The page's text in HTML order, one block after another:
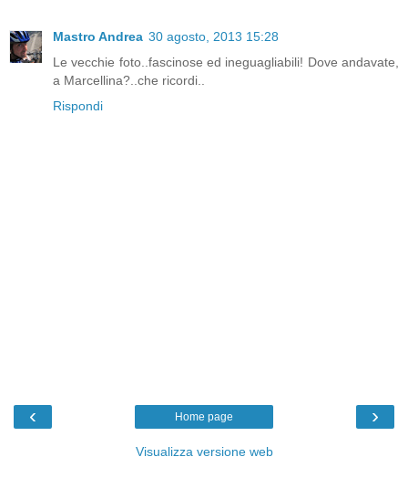
Mastro Andrea 30 agosto, 2013 15:28
Le vecchie foto..fascinose ed ineguagliabili! Dove andavate,
a Marcellina?..che ricordi..
Rispondi
‹ ›
Home page
Visualizza versione web